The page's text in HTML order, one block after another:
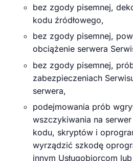
bez zgody pisemnej,
kodu źródłowego,
bez zgody pisemnej,
obciążenie serwera
bez zgody pisemnej,
zabezpieczeniach
serwera,
podejmowania prób
wszczykiwania na
kodu, skryptów i
wyrządzić szkodę
innym Usługobiorcom